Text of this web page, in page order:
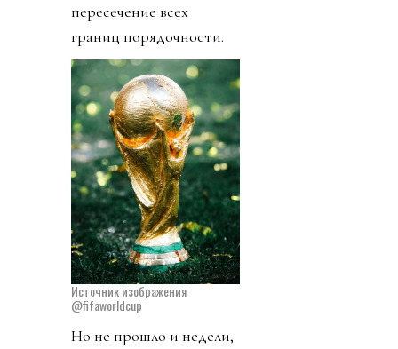
пересечение всех
границ порядочности.
Источник изображения
@fifaworldcup
Но не прошло и недели,